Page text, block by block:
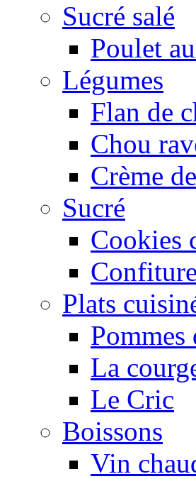
Sucré salé
Poulet
Légumes
Flan de
Chou
Crème
Sucré
Cookies
Plats
Pommes
La
Le Cric
Boissons
Vin